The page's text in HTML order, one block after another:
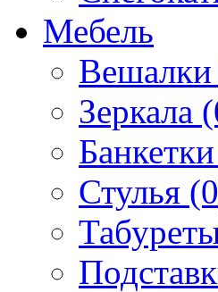
Мебель
Зеркала
Стулья